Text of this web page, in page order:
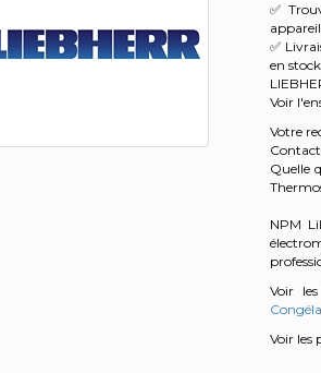
✅
✅
en
Voir
Votre
Quelle
NPM
Voir les
Voir les